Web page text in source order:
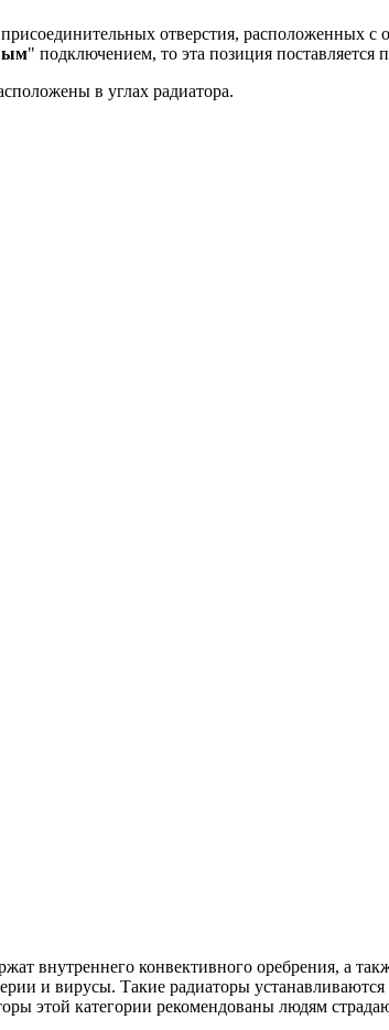
отверстия, расположенных с
" подключением, то эта позиция поставляется
в углах радиатора.
внутреннего конвективного оребрения, а
и вирусы. Такие радиаторы
этой категории рекомендованы людям